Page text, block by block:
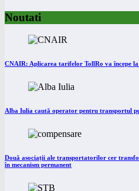
Noutati
CNAIR: Aplicarea tarifelor TollRo va începe
Alba Iulia caută operator pentru transportul
Două asociații ale transportatorilor cer
în mecanism permanent